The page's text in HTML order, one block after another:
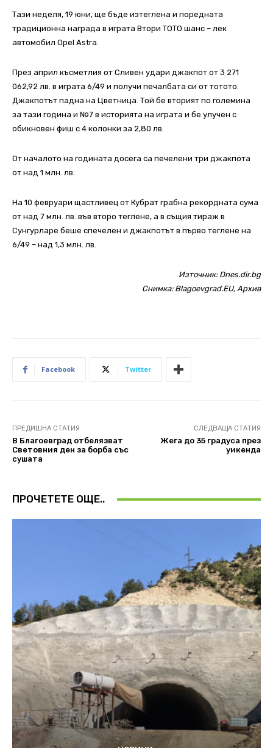
Тази неделя, 19 юни, ще бъде изтеглена и поредната
традиционна награда в играта Втори ТОТО шанс – лек
автомобил Opel Astra.
През април късметлия от Сливен удари джакпот от 3 271
062,92 лв. в играта 6/49 и получи печалбата си от тотото.
Джакпотът падна на Цветница. Той бе вторият по големина
за тази година и №7 в историята на играта и бе улучен с
обикновен фиш с 4 колонки за 2,80 лв.
От началото на годината досега са печелени три джакпота
от над 1 млн. лв.
На 10 февруари щастливец от Кубрат грабна рекордната сума
от над 7 млн. лв. във второ теглене, а в същия тираж в
Сунгурларе беше спечелен и джакпотът в първо теглене на
6/49 – над 1,3 млн. лв.
Източник: Dnes.dir.bg
Снимка: Blagoevgrad.EU, Архив
Facebook Twitter
ПРЕДИШНА СТАТИЯ
В Благоевград отбелязват
Световния ден за борба със
сушата
СЛЕДВАЩА СТАТИЯ
Жега до 35 градуса през
уикенда
ПРОЧЕТЕТЕ ОЩЕ..